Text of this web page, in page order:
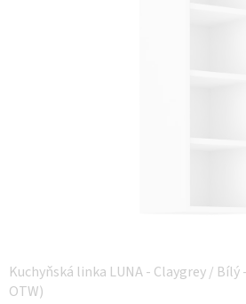
Kuchyňská linka LUNA - Claygrey /
OTW)